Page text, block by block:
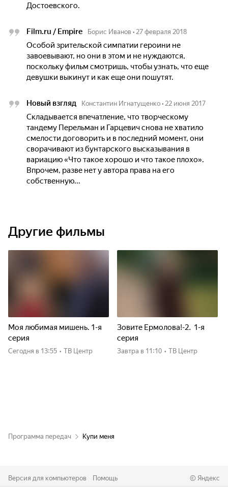
Достоевского.
Film.ru / Empire Борис Иванов • 27 февраля 2018
Особой зрительской симпатии героини не
завоевывают, но они в этом и не нуждаются,
поскольку фильм смотришь, чтобы узнать, что еще
девушки выкинут и как еще они пошутят.
Новый взгляд Константин Игнатущенко • 22 июня 2017
Складывается впечатление, что творческому
тандему Перельман и Гарцевич снова не хватило
смелости договорить и в последний момент, они
сворачивают из бунтарского высказывания в
вариацию «Что такое хорошо и что такое плохо».
Впрочем, разве нет у автора права на его
собственную...
Другие фильмы
Моя любимая мишень. 1-я
серия
Сегодня в 13:55 • ТВ Центр
Зовите Ермолова!-2. 1-я
серия
Завтра в 11:10 • ТВ Центр
Программа передач Купи меня
Версия для компьютеров Помощь © Яндекс